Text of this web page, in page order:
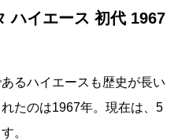
ハイエース 初代 1967
あるハイエースも歴史が長い
たのは1967年。現在は、5
。